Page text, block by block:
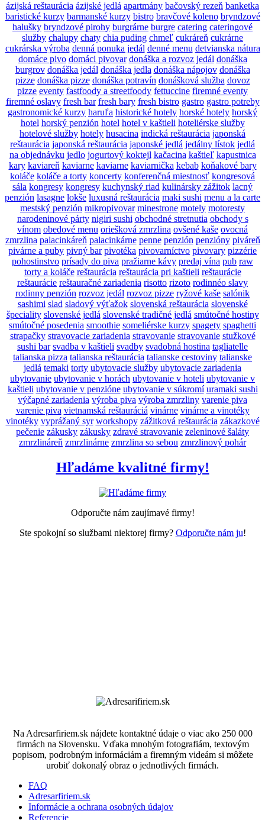
ázijská reštaurácia ázijské jedlá apartmány bačovský rezeň banketka
baristické kurzy barmanské kurzy bistro bravčové koleno bryndzové
halušky bryndzové pirohy burgrárne burgre catering cateringové
služby chalupy chaty chia puding chmeľ cukráreň cukrárne
cukrárska výroba denná ponuka jedál denné menu detvianska nátura
domáce pivo domáci pivovar donáška a rozvoz jedál donáška
burgrov donáška jedál donáška jedla donáška nápojov donáška
pizze donáška pizze donáška potravín donášková služba dovoz
pizze eventy fastfoody a streetfoody fettuccine firemné eventy
firemné oslavy fresh bar fresh bary fresh bistro gastro gastro potreby
gastronomické kurzy haruľa historické hotely horské hotely horský
hotel horský penzión hotel hotel v kaštieli hoteliérske služby
hotelové služby hotely husacina indická reštaurácia japonská
reštaurácia japonská reštaurácia japonské jedlá jedálny lístok jedlá
na objednávku jedlo jogurtový koktejl kačacina kaštieľ kapustnica
kary kaviareň kaviarne kaviarne kaviarnička kebab koňakové bary
koláče koláče a torty koncerty konferenčná miestnosť kongresová
sála kongresy kongresy kuchynský riad kulinársky zážitok lacný
penzión lasagne lokše luxusná reštaurácia maki sushi menu a la carte
mestský penzión mikropivovar minestrone motely motoresty
narodeninové párty nigiri sushi obchodné stretnutia obchody s
vínom obedové menu oriešková zmrzlina ovšené kaše ovocná
zmrzlina palacinkáreň palacinkárne penne penzión penzióny piváreň
pivárne a puby pivný bar pivotéka pivovarníctvo pivovary pizzérie
pohostinstvo prísady do piva pražiarne kávy predaj vína pub raw
torty a koláče reštaurácia reštaurácia pri kaštieli reštaurácie
reštaurácie reštauračné zariadenia risotto rizoto rodinnéo slavy
rodinny penzión rozvoz jedál rozvoz pizze ryžové kaše salónik
sashimi slad sladový výťažok slovenská reštaurácia slovenské
špeciality slovenské jedlá slovenské tradičné jedlá smútočné hostiny
smútočné posedenia smoothie someliérske kurzy spagety spaghetti
strapačky stravovacie zariadenia stravovanie stravovanie stužkové
sushi bar svadba v kaštieli svadby svadobná hostina tagliatelle
talianska pizza talianska reštaurácia talianske cestoviny talianske
jedlá temaki torty ubytovacie služby ubytovacie zariadenia
ubytovanie ubytovanie v horách ubytovanie v hoteli ubytovanie v
kaštieli ubytovanie v penzióne ubytovanie v súkromí uramaki sushi
výčapné zariadenia výroba piva výroba zmrzliny varenie piva
varenie piva vietnamská reštauráciá vinárne vinárne a vinotéky
vinotéky vyprážaný syr workshopy zážitková reštaurácia zákazkové
pečenie zákusky zákusky zdravé stravovanie zeleninové šaláty
zmrzlináreň zmrzlinárne zmrzlina so sebou zmrzlinový pohár
Hľadáme kvalitné firmy!
Odporučte nám zaujímavé firmy!
Ste spokojní so službami niektorej firmy? Odporučte nám ju!
Na Adresarfiriem.sk nájdete kontaktné údaje o viac ako 250 000
firmách na Slovensku. Vďaka mnohým fotografiám, textovým
popisom, podrobným informáciám a firemným videám si môžete
urobiť dokonalý obraz o jednotlivých firmách.
FAQ
Adresarfiriem.sk
Informácie a ochrana osobných údajov
Referencie